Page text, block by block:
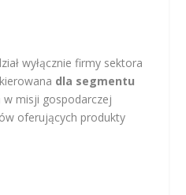
wyłącznie firmy sektora
dla segmentu
w misji gospodarczej
oferujących produkty